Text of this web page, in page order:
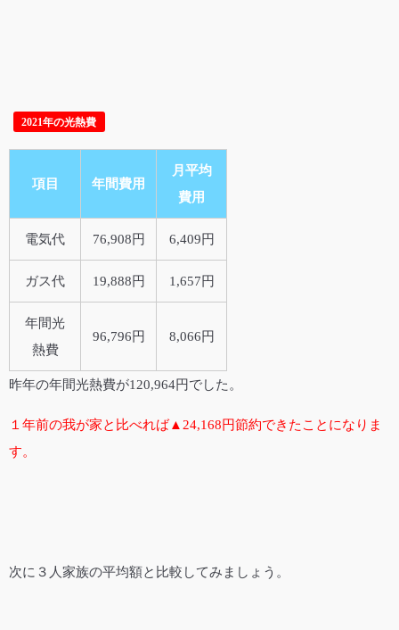
2021年の光熱費
項目 年間費用
月平均
費用
電気代 76,908円 6,409円
ガス代 19,888円 1,657円
年間光
熱費
96,796円 8,066円
昨年の年間光熱費が120,964円でした。
１年前の我が家と比べれば▲24,168円節約できたことになりま
す。
次に３人家族の平均額と比較してみましょう。